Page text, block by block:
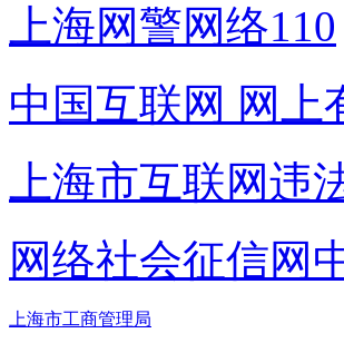
上海网警网络110
中国互联网 网上
上海市互联网违
网络社会征信网
上海市工商管理局